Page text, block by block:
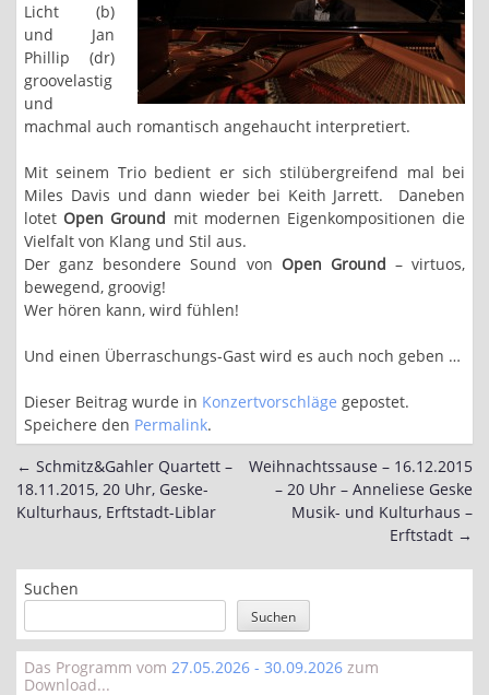
Licht (b)
und Jan
Phillip (dr)
groovelastig
und
machmal auch romantisch angehaucht interpretiert.
Mit seinem Trio bedient er sich stilübergreifend mal bei
Miles Davis und dann wieder bei Keith Jarrett. Daneben
lotet Open Ground mit modernen Eigenkompositionen die
Vielfalt von Klang und Stil aus.
Der ganz besondere Sound von Open Ground – virtuos,
bewegend, groovig!
Wer hören kann, wird fühlen!
Und einen Überraschungs-Gast wird es auch noch geben …
Dieser Beitrag wurde in Konzertvorschläge gepostet.
Speichere den Permalink.
Post
navigation
← Schmitz&Gahler Quartett –
18.11.2015, 20 Uhr, Geske-
Kulturhaus, Erftstadt-Liblar
Weihnachtssause – 16.12.2015
– 20 Uhr – Anneliese Geske
Musik- und Kulturhaus –
Erftstadt →
Suchen
Suchen
Das Programm vom 27.05.2026 - 30.09.2026 zum
Download...